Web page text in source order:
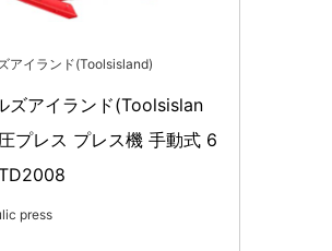
アイランド(Toolsisland)
ズアイランド(Toolsislan
プレス プレス機 手動式 6
press